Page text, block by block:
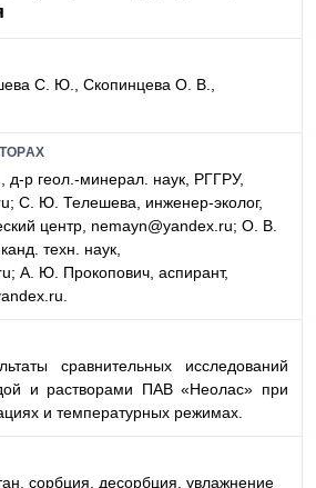
С. Ю., Скопинцева О. В.,
р геол.-минерал. наук, РГГРУ,
С. Ю. Телешева, инженер-эколог,
центр, nemayn@yandex.ru; О. В.
техн. наук,
А. Ю. Прокопович, аспирант,
сравнительных исследований
и растворами ПАВ «Неолас» при
и температурных режимах.
сорбция, десорбция, увлажнение